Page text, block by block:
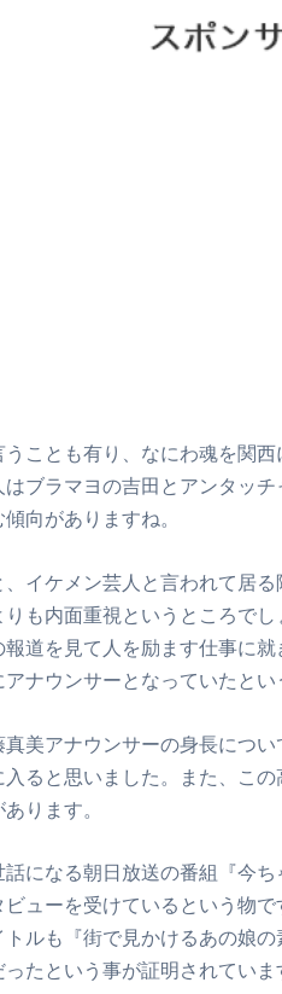
うことも有り、なにわ魂を関
はブラマヨの吉田とアンタッ
向がありますね。
イケメン芸人と言われて居
りも内面重視というところで
報道を見て人を励ます仕事に
ナウンサーとなっていたとい
美アナウンサーの身長につ
入ると思いました。また、こ
ります。
話になる朝日放送の番組『今
ューを受けているという物
トルも『街で見かけるあの娘
たという事が証明されていま